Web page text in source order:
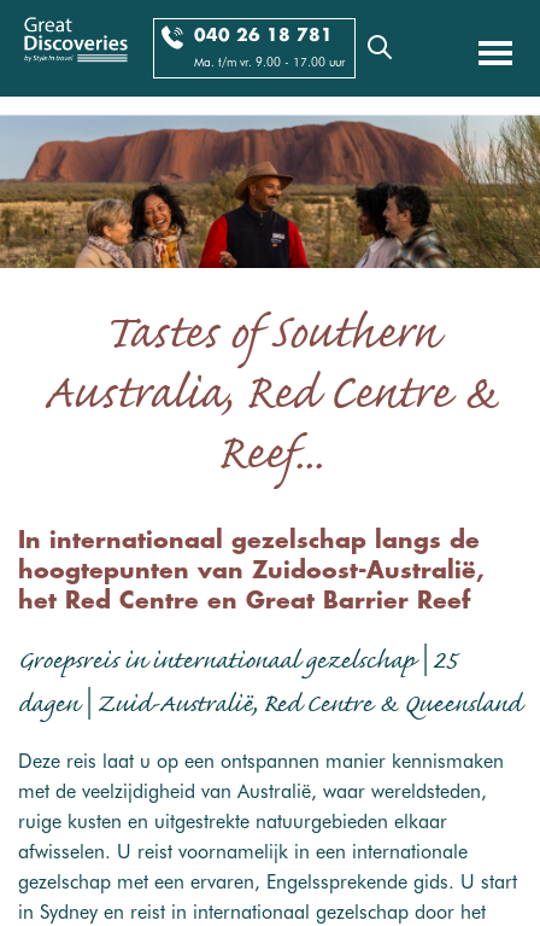
040 26 18 781
Ma. t/m vr. 9.00 - 17.00 uur
Tastes of Southern
Australia, Red Centre &
Reef...
In internationaal gezelschap langs de
hoogtepunten van Zuidoost-Australië,
het Red Centre en Great Barrier Reef
Groepsreis in internationaal gezelschap | 25
dagen | Zuid-Australië, Red Centre & Queensland
Deze reis laat u op een ontspannen manier kennismaken
met de veelzijdigheid van Australië, waar wereldsteden,
ruige kusten en uitgestrekte natuurgebieden elkaar
afwisselen. U reist voornamelijk in een internationale
gezelschap met een ervaren, Engelssprekende gids. U start
in Sydney en reist in internationaal gezelschap door het